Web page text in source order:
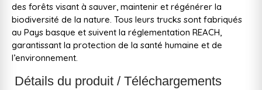
des forêts visant à sauver, maintenir et régénérer la
biodiversité de la nature. Tous leurs trucks sont fabriqués
au Pays basque et suivent la réglementation REACH,
garantissant la protection de la santé humaine et de
l’environnement.
Détails du produit / Téléchargements